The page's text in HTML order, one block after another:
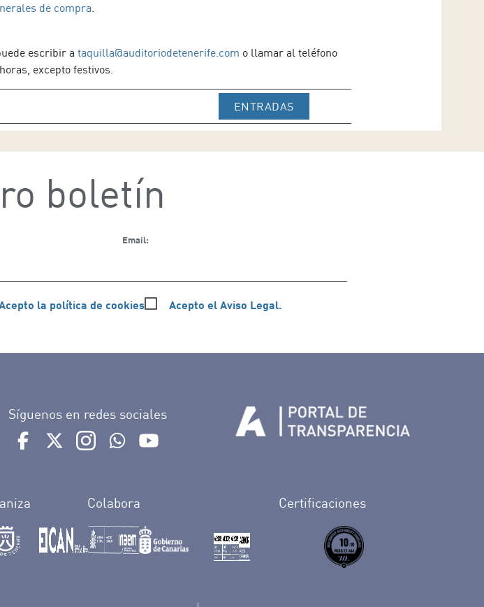
Barry Bolden (batería)
Singleton (órgano)
Micah May (bajo)
de compra.
escribir a taquilla@auditoriodetenerife.com o llamar al teléfono
excepto festivos.
ENTRADASIR A WEB DE VENTA DE TICKETS
boletín
Email:
la política de cookies Acepto el Aviso Legal.
Síguenos en redes sociales
Ir a perfil de Auditorio de Tenerife en Facebook
Ir a perfil de Auditorio de Tenerife en Twitter
Ir a perfil de Auditorio de Tenerife en Instagram
Ir al Boletín Whatsapp de Auditorio de Tenerife
Ir al perfil de Auditorio de Tenerife en Youtube
Colabora Certificaciones